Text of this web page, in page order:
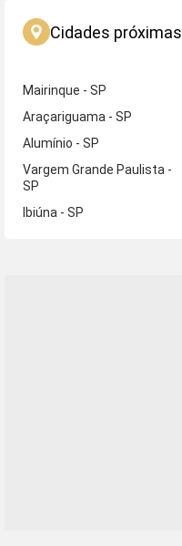
Cidades próximas
Mairinque - SP
Araçariguama - SP
Alumínio - SP
Vargem Grande Paulista -
SP
Ibiúna - SP